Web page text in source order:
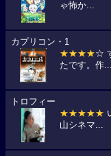
ゃ怖か...
カプリコン・1
★★★★☆
たです。作...
トロフィー
★★★★★
山シネマ...